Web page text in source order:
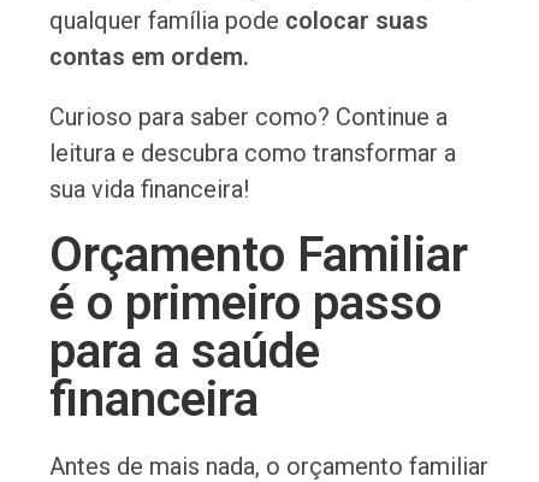
qualquer família pode colocar suas
contas em ordem.
Curioso para saber como? Continue a
leitura e descubra como transformar a
sua vida financeira!
Orçamento Familiar
é o primeiro passo
para a saúde
financeira
Antes de mais nada, o orçamento familiar